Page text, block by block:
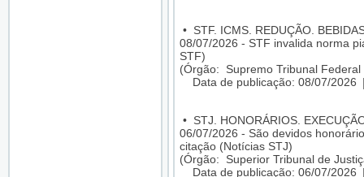
• STF. ICMS. REDUÇÃO.
08/07/2026 - STF invalida norma
STF)
(Órgão: Supremo Tribunal Federal
Data de publicação: 08/07/2026
• STJ. HONORÁRIOS.
06/07/2026 - São devidos
citação (Notícias STJ)
(Órgão: Superior Tribunal de
Data de publicação: 06/07/2026